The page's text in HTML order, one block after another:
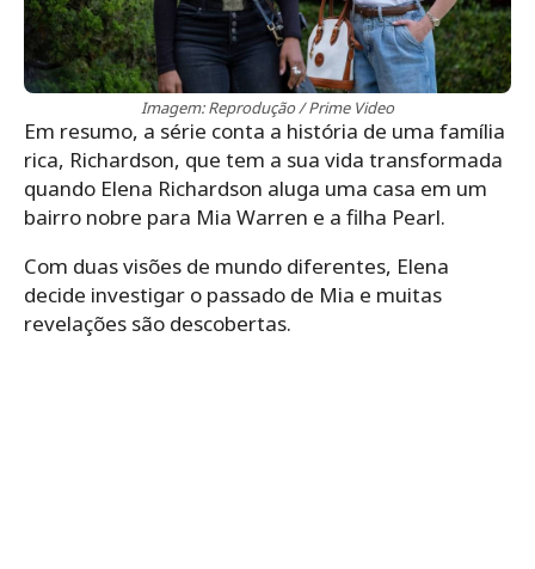
Imagem: Reprodução / Prime Video
Em resumo, a série conta a história de uma família
rica, Richardson, que tem a sua vida transformada
quando Elena Richardson aluga uma casa em um
bairro nobre para Mia Warren e a filha Pearl.
Com duas visões de mundo diferentes, Elena
decide investigar o passado de Mia e muitas
revelações são descobertas.